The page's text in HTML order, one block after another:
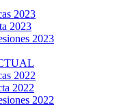
2023
2023
2023
2022
2022
2022